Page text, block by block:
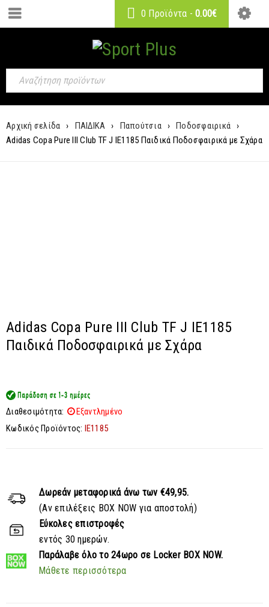
0 Προϊόντα - 0.00€
Αρχική σελίδα › ΠΑΙΔΙΚΑ › Παπούτσια › Ποδοσφαιρικά ›
Adidas Copa Pure III Club TF J IE1185 Παιδικά Ποδοσφαιρικά με Σχάρα
Adidas Copa Pure III Club TF J IE1185
Παιδικά Ποδοσφαιρικά με Σχάρα
Διαθεσιμότητα:
Εξαντλημένο
Κωδικός Προϊόντος: IE1185
Δωρεάν μεταφορικά άνω των €49,95.
(Αν επιλέξεις BOX NOW για αποστολή)
Εύκολες επιστροφές
εντός 30 ημερών.
Παράλαβε όλο το 24ωρο σε Locker BOX NOW.
Μάθετε περισσότερα